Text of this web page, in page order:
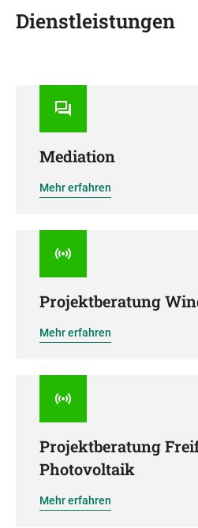
Dienstleistungen
Mediation
Mehr erfahren
Projektberatung
Mehr erfahren
Projektberatung
Photovoltaik
Mehr erfahren